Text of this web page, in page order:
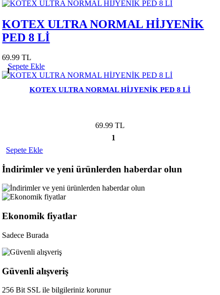
KOTEX ULTRA NORMAL HİJYENİK
PED 8 Lİ
69.99 TL
1
Sepete Ekle
KOTEX ULTRA NORMAL HİJYENİK PED 8 Lİ
69.99 TL
1
Sepete Ekle
İndirimler ve yeni ürünlerden haberdar olun
Ekonomik fiyatlar
Sadece Burada
Güvenli alışveriş
256 Bit SSL ile bilgileriniz korunur